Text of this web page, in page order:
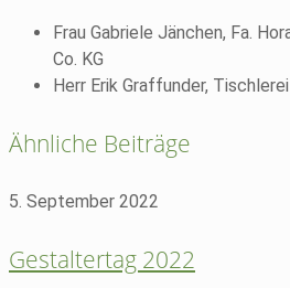
Frau Gabriele Jänchen, Fa.
Co. KG
Herr Erik Graffunder,
Ähnliche Beiträge
5. September 2022
Gestaltertag 2022